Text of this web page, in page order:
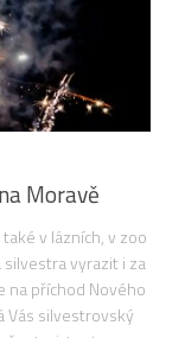
Moravě
v lázních, v zoo
silvestra vyrazit i za
na příchod Nového
Vás silvestrovský